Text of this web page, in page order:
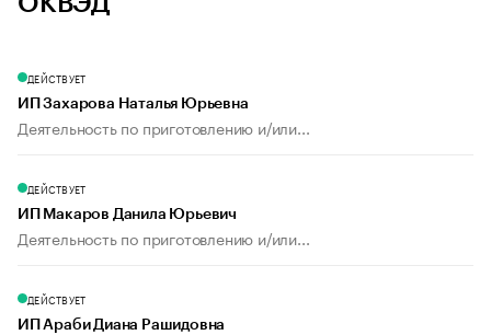
ДЕЙСТВУЕТ
ИП Захарова Наталья Юрьевна
Деятельность по приготовлению и/или...
ДЕЙСТВУЕТ
ИП Макаров Данила Юрьевич
Деятельность по приготовлению и/или...
ДЕЙСТВУЕТ
ИП Араби Диана Рашидовна